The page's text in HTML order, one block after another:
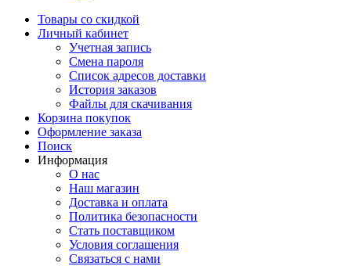
Товары со скидкой
Личный кабинет
Учетная запись
Смена пароля
Список адресов доставки
История заказов
Файлы для скачивания
Корзина покупок
Оформление заказа
Поиск
Информация
О нас
Наш магазин
Доставка и оплата
Политика безопасности
Стать поставщиком
Условия соглашения
Связаться с нами